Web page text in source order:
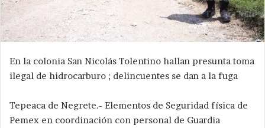
En la colonia San Nicolás Tolentino hallan presunta toma
ilegal de hidrocarburo ; delincuentes se dan a la fuga
Tepeaca de Negrete.- Elementos de Seguridad física de
Pemex en coordinación con personal de Guardia